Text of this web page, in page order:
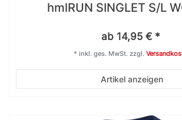
hmlRUN SINGLET S/L
ab 14,95 € *
Artikel anzeigen
* inkl. ges. MwSt.zzgl.